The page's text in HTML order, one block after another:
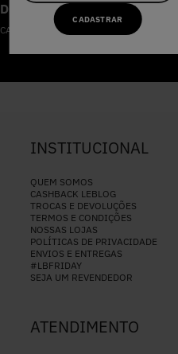
CADASTRAR
DESCONTOS IMPERDÍVEIS
CADASTRE-SE NA NOSSA NEWSLETTER
INSTITUCIONAL
QUEM SOMOS
CASHBACK LEBLOG
TROCAS E DEVOLUÇÕES
TERMOS E CONDIÇÕES
NOSSAS LOJAS
POLÍTICAS DE PRIVACIDADE
ENVIOS E ENTREGAS
#LBFRIDAY
SEJA UM REVENDEDOR
ATENDIMENTO